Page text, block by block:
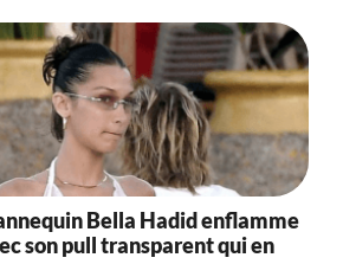
Bella Hadid enflamme
son pull transparent qui en